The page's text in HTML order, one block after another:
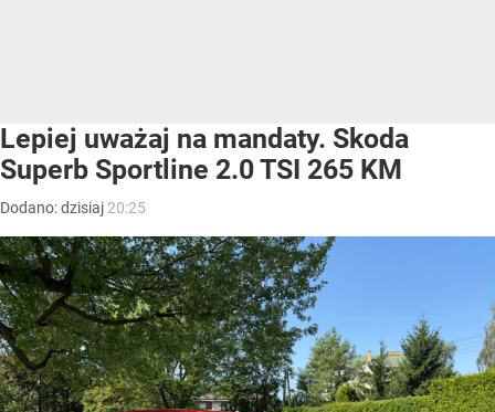
Lepiej uważaj na mandaty. Skoda
Superb Sportline 2.0 TSI 265 KM
Dodano:dzisiaj 20:25